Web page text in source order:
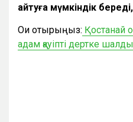
айтуға мүмкіндік береді,
Оқи отырыңыз: Қостанай
адам қауіпті дертке